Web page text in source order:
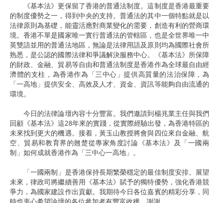
《基本法》更保留了香港的普通法制度。這制度是香港最重要
的制度優勢之一，得到中央的支持。普通法的其中一個特點就是以
法律原則為基礎，能靈活應對商業變化的需要，創造有利的營商環
境。香港不單是國家唯一實行普通法的管轄區，也是全世界唯一中
英雙語並用的普通法地區，無論是法律用語及原則均為國際社會所
熟悉，是公認的國際法律和爭議解決服務中心。《基本法》所保障
的財政、金融、貿易等自由和普通法制度是香港作為全球最自由經
濟體的支柱，為香港作為「三中心」提供高質量的法治保障，為
「一高地」提供安全、高效及人才、資金、資訊等能夠自由流通的
環境。
今日的法律論壇內容十分豐富。我們邀請到楊兆業主任與我們
回顧《基本法》這28年來的實踐，從實際經驗出發，為香港特區的
未來找到更大的機遇。接着，黃玉山教授將會與四位來自金融、航
空、貿易和教育界的翹楚從專家角度討論《基本法》及「一國兩
制」如何成就香港作為「三中心一高地」。
「一國兩制」是香港保持長期繁榮穩定的最佳制度安排。展望
未來，律政司將繼續善用《基本法》賦予的獨特優勢，強化香港競
爭力，為國家建設作出貢獻。我期待今日各位嘉賓的精彩分享，同